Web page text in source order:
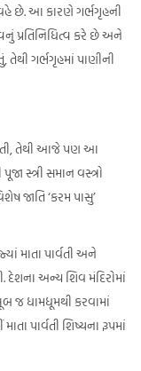
વહે છે. આ કારણે ગર્ભગૃહની
પ્રતિનિધિત્વ કરે છે અને
તેથી ગર્ભગૃહમાં પાણીની
હતી, તેથી આજે પણ આ
સ્ત્રી સમાન વસ્ત્રો
જાતિ ‘કરમ પાસુ’
માતા પાર્વતી અને
અન્ય શિવ મંદિરોમાં
જ ધામધૂમથી કરવામાં
પાર્વતી શિષ્યના રૂપમાં